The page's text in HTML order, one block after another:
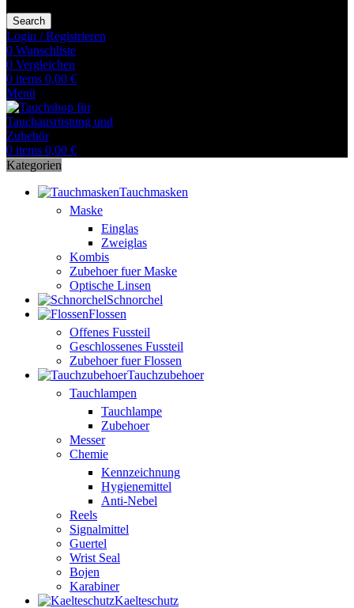
Search
Login / Registrieren
0 Wunschliste
0 Vergleichen
0 items 0,00 €
Menü
0 items 0,00 €
Kategorien
Tauchmasken
Maske
Einglas
Zweiglas
Kombis
Zubehoer fuer Maske
Optische Linsen
Schnorchel
Flossen
Offenes Fussteil
Geschlossenes Fussteil
Zubehoer fuer Flossen
Tauchzubehoer
Tauchlampen
Tauchlampe
Zubehoer
Messer
Chemie
Kennzeichnung
Hygienemittel
Anti-Nebel
Reels
Signalmittel
Guertel
Wrist Seal
Bojen
Karabiner
Kaelteschutz